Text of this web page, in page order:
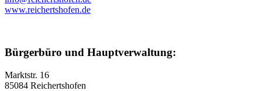
www.reichertshofen.de
Bürgerbüro und Hauptverwaltung:
Marktstr. 16
85084 Reichertshofen